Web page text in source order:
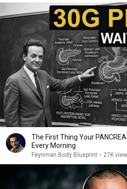
The First Thing Your
Every Morning
Feynman Body Blueprint • 27K